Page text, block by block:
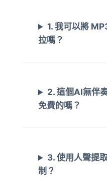
1. 我可以將
拉嗎？
2. 這個AI無伴
免費的嗎？
3. 使用人聲提
制？